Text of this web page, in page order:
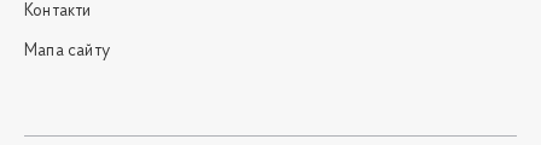
Контакти
Мапа сайту